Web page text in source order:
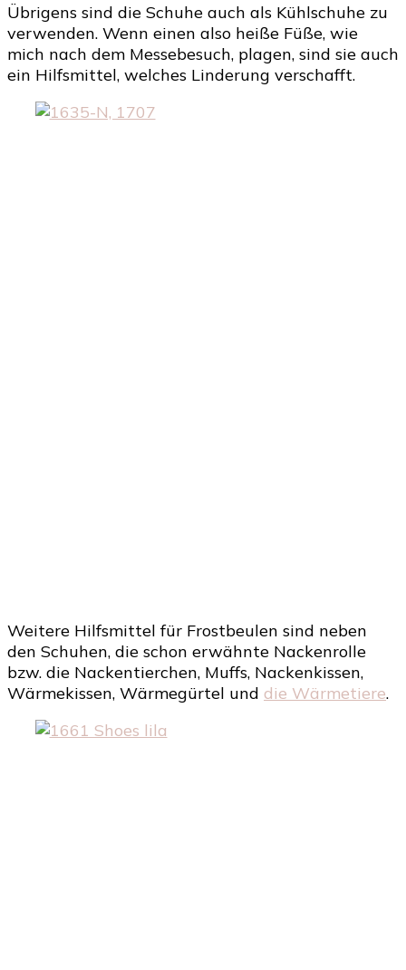
Übrigens sind die Schuhe auch als Kühlschuhe zu
verwenden. Wenn einen also heiße Füße, wie
mich nach dem Messebesuch, plagen, sind sie auch
ein Hilfsmittel, welches Linderung verschafft.
Weitere Hilfsmittel für Frostbeulen sind neben
den Schuhen, die schon erwähnte Nackenrolle
bzw. die Nackentierchen, Muffs, Nackenkissen,
Wärmekissen, Wärmegürtel und die Wärmetiere.